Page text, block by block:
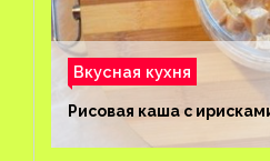
Вкусная кухня
Рисовая каша с